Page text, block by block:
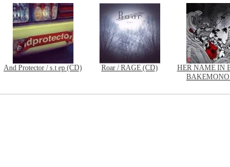
And Protector / s.t ep (CD) Roar / RAGE (CD)
HER NAME IN